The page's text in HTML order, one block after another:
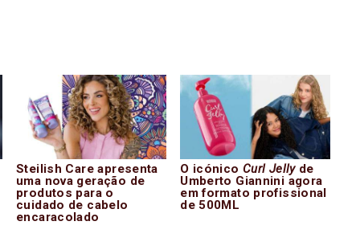
Steilish Care apresenta
uma nova geração de
produtos para o
cuidado de cabelo
encaracolado
O icónico Curl Jellyde
Umberto Giannini agora
em formato profissional
de 500ML